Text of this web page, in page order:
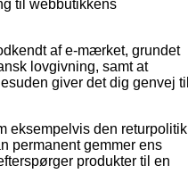
til webbutikkens
af e-mærket, grundet
lovgivning, samt at
giver det dig genvej til
eksempelvis den returpolitik
permanent gemmer ens
produkter til en